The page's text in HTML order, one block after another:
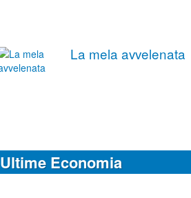
La mela avvelenata
Ultime Economia